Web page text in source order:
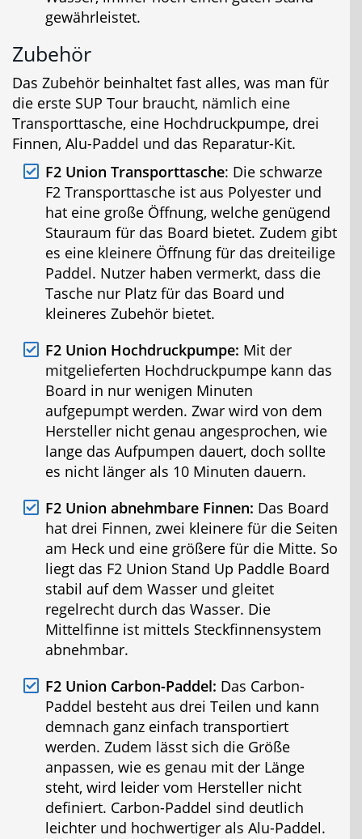
gewährleistet.
Zubehör
Das Zubehör beinhaltet fast alles, was man für
die erste SUP Tour braucht, nämlich eine
Transporttasche, eine Hochdruckpumpe, drei
Finnen, Alu-Paddel und das Reparatur-Kit.
F2 Union Transporttasche: Die schwarze
F2 Transporttasche ist aus Polyester und
hat eine große Öffnung, welche genügend
Stauraum für das Board bietet. Zudem gibt
es eine kleinere Öffnung für das dreiteilige
Paddel. Nutzer haben vermerkt, dass die
Tasche nur Platz für das Board und
kleineres Zubehör bietet.
F2 Union Hochdruckpumpe: Mit der
mitgelieferten Hochdruckpumpe kann das
Board in nur wenigen Minuten
aufgepumpt werden. Zwar wird von dem
Hersteller nicht genau angesprochen, wie
lange das Aufpumpen dauert, doch sollte
es nicht länger als 10 Minuten dauern.
F2 Union abnehmbare Finnen: Das Board
hat drei Finnen, zwei kleinere für die Seiten
am Heck und eine größere für die Mitte. So
liegt das F2 Union Stand Up Paddle Board
stabil auf dem Wasser und gleitet
regelrecht durch das Wasser. Die
Mittelfinne ist mittels Steckfinnensystem
abnehmbar.
F2 Union Carbon-Paddel: Das Carbon-
Paddel besteht aus drei Teilen und kann
demnach ganz einfach transportiert
werden. Zudem lässt sich die Größe
anpassen, wie es genau mit der Länge
steht, wird leider vom Hersteller nicht
definiert. Carbon-Paddel sind deutlich
leichter und hochwertiger als Alu-Paddel.